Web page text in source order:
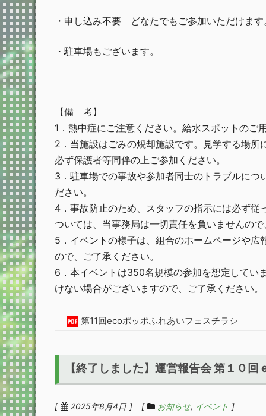
・申し込み不要 どなたでもご参加いただけます
・駐車場もございます。
【備 考】
1．熱中症にご注意ください。給水スポットのご
2．当施設はごみの焼却施設です。見学する場
必ず保護者等同伴の上ご参加ください。
3．駐車場での事故や参加者同士のトラブルに
ださい。
4．事故防止のため、スタッフの指示には必ず
ついては、当事務局は一切責任を負いませんの
5．イベントの様子は、組合のホームページや
ので、ご了承ください。
6．本イベントは350名規模の参加を想定してい
けない場合がございますので、ご了承ください。
第11回ecoポッポふれあいフェスチラシ
【終了しました】運営報告会 第１０
2025年8月4日 お知らせ イベント